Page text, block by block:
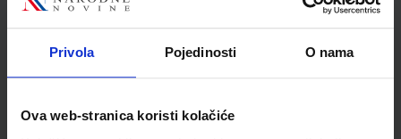
Privola Pojedinosti O nama
Ova web-stranica koristi kolačiće
ŠIFRA OMOTA:
Udžbenik
E-SVIJET 1; radni udžbenik informatike s dodatnim